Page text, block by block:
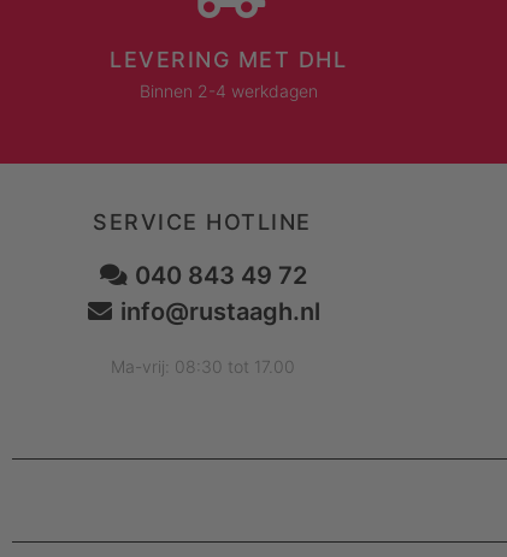
LEVERING MET DHL
Binnen 2-4 werkdagen
SERVICE HOTLINE
040 843 49 72
info@rustaagh.nl
Ma-vrij: 08:30 tot 17.00